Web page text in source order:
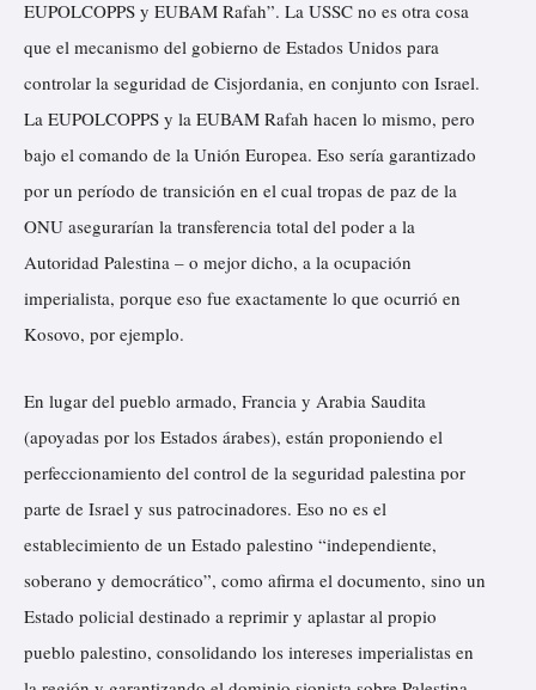
EUPOLCOPPS y EUBAM Rafah”. La USSC no es otra cosa
que el mecanismo del gobierno de Estados Unidos para
controlar la seguridad de Cisjordania, en conjunto con Israel.
La EUPOLCOPPS y la EUBAM Rafah hacen lo mismo, pero
bajo el comando de la Unión Europea. Eso sería garantizado
por un período de transición en el cual tropas de paz de la
ONU asegurarían la transferencia total del poder a la
Autoridad Palestina – o mejor dicho, a la ocupación
imperialista, porque eso fue exactamente lo que ocurrió en
Kosovo, por ejemplo.
En lugar del pueblo armado, Francia y Arabia Saudita
(apoyadas por los Estados árabes), están proponiendo el
perfeccionamiento del control de la seguridad palestina por
parte de Israel y sus patrocinadores. Eso no es el
establecimiento de un Estado palestino “independiente,
soberano y democrático”, como afirma el documento, sino un
Estado policial destinado a reprimir y aplastar al propio
pueblo palestino, consolidando los intereses imperialistas en